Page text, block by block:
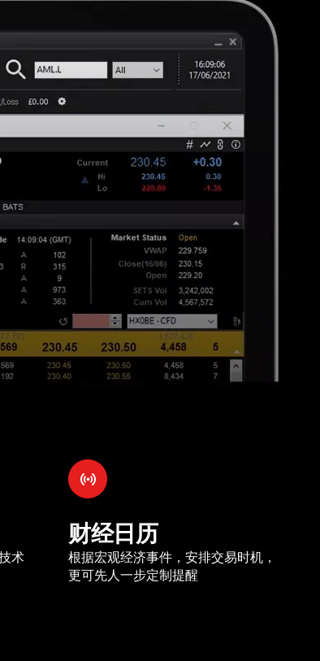
术
财经日历
根据宏观经济事件，安排交易时机，
更可先人一步定制提醒